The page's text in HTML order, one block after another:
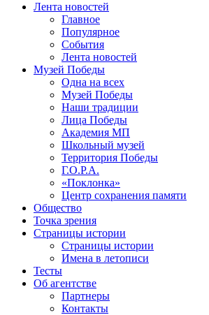
Лента новостей
Главное
Популярное
События
Лента новостей
Музей Победы
Одна на всех
Музей Победы
Наши традиции
Лица Победы
Академия МП
Школьный музей
Территория Победы
Г.О.Р.А.
«Поклонка»
Центр сохранения памяти
Общество
Точка зрения
Страницы истории
Страницы истории
Имена в летописи
Тесты
Об агентстве
Партнеры
Контакты